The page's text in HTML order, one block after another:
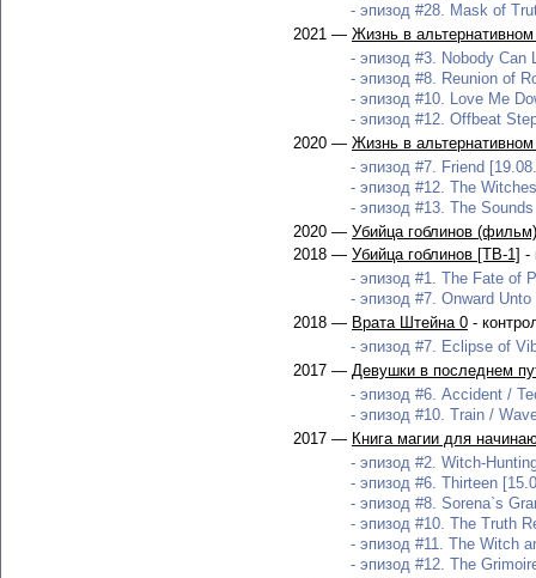
- эпизод #28. Mask of
2021 — Жизнь в
- эпизод #3. Nobody Can
- эпизод #8. Reunion of
- эпизод #10. Love Me
- эпизод #12. Offbeat
2020 — Жизнь в
- эпизод #7. Friend
- эпизод #12. The
- эпизод #13. The
2020 — Убийца гоблинов (фильм)
2018 — Убийца гоблинов [ТВ-1] -
- эпизод #1. The Fate of
- эпизод #7. Onward
2018 — Врата Штейна 0 -
- эпизод #7. Eclipse of
2017 — Девушки в последнем
- эпизод #6. Accident /
- эпизод #10. Train /
2017 — Книга магии для
- эпизод #2. Witch-
- эпизод #6. Thirteen
- эпизод #8. Sorena`s
- эпизод #10. The Truth
- эпизод #11. The Witch
- эпизод #12. The